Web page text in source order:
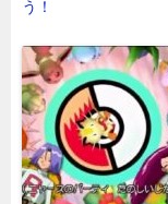
う！